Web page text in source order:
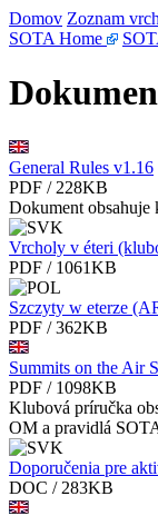
Domov Zoznam
SOTA Home
General Rules v1.16
PDF / 228KB
Dokument obsahuje
Vrcholy v éteri
PDF / 1061KB
Szczyty w eterze
PDF / 362KB
Summits on the Air
PDF / 1098KB
Klubová príručka
OM a pravidlá
Doporučenia pre
DOC / 283KB